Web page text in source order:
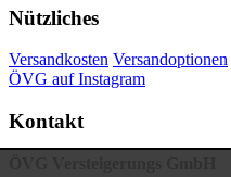
Nützliches
Versandkosten Versandoptionen
ÖVG auf Instagram
Kontakt